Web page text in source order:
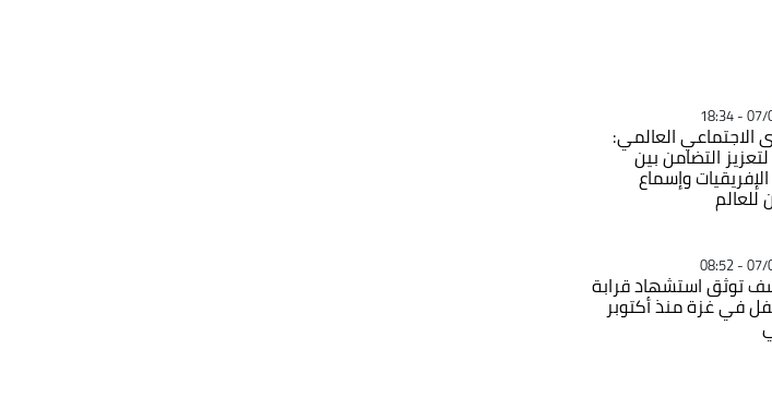
07/
الاجتماعي العالمي:
التضامن بين
وإسماع
07/
توثق استشهاد قرابة
طفل في غزة منذ أكتوبر